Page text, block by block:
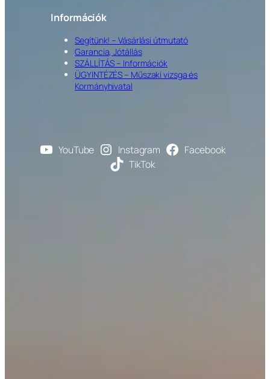
Információk
Segítünk! – Vásárlási útmutató
Garancia, Jótállás
SZÁLLÍTÁS – Információk
ÜGYINTÉZÉS – Műszaki vizsga és
Kormányhivatal
YouTube Instagram
Facebook
TikTok